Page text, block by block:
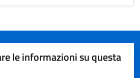
le informazioni su questa